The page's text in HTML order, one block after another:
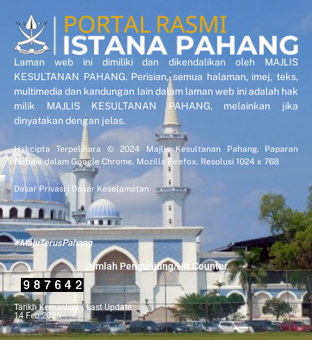
Laman web ini dimiliki dan dikendalikan oleh MAJLIS
KESULTANAN PAHANG. Perisian, semua halaman, imej, teks,
multimedia dan kandungan lain dalam laman web ini adalah hak
milik MAJLIS KESULTANAN PAHANG, melainkan jika
dinyatakan dengan jelas.
Hakcipta Terpelihara © 2024 Majlis Kesultanan Pahang. Paparan
terbaik dalam Google Chrome, Mozilla Firefox. Resolusi 1024 x 768
Dasar Privasi Dasar Keselamatan
#MajuTerusPahang
Jumlah Pengunjung/Hit Counter
Tarikh Kemaskini / Last Update :
14 Feb 2025